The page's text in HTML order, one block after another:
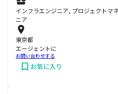
インフラエンジニア, プロジェクトマ
ニア
東京都
エージェントに
お問い合わせする
お気に入り